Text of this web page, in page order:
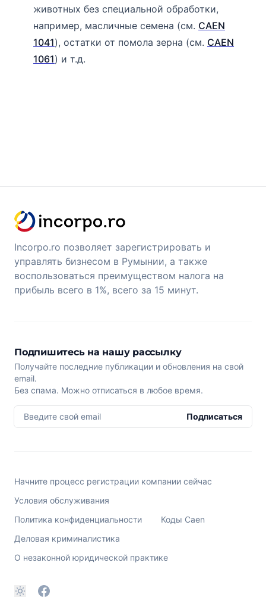
животных без специальной обработки,
например, масличные семена (см. CAEN
1041), остатки от помола зерна (см. CAEN
1061) и т.д.
Incorpo.ro позволяет зарегистрировать и
управлять бизнесом в Румынии, а также
воспользоваться преимуществом налога на
прибыль всего в 1%, всего за 15 минут.
Подпишитесь на нашу рассылку
Получайте последние публикации и обновления на свой
email.
Без спама. Можно отписаться в любое время.
Введите свой email Подписаться
Начните процесс регистрации компании сейчас
Условия обслуживания
Политика конфиденциальности
Коды Caen
Деловая криминалистика
О незаконной юридической практике